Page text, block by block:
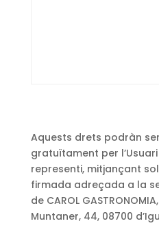
Aquests drets podràn
gratuïtament per
representi, mitjançant
firmada adreçada a la
de CAROL
Muntaner, 44, 08700